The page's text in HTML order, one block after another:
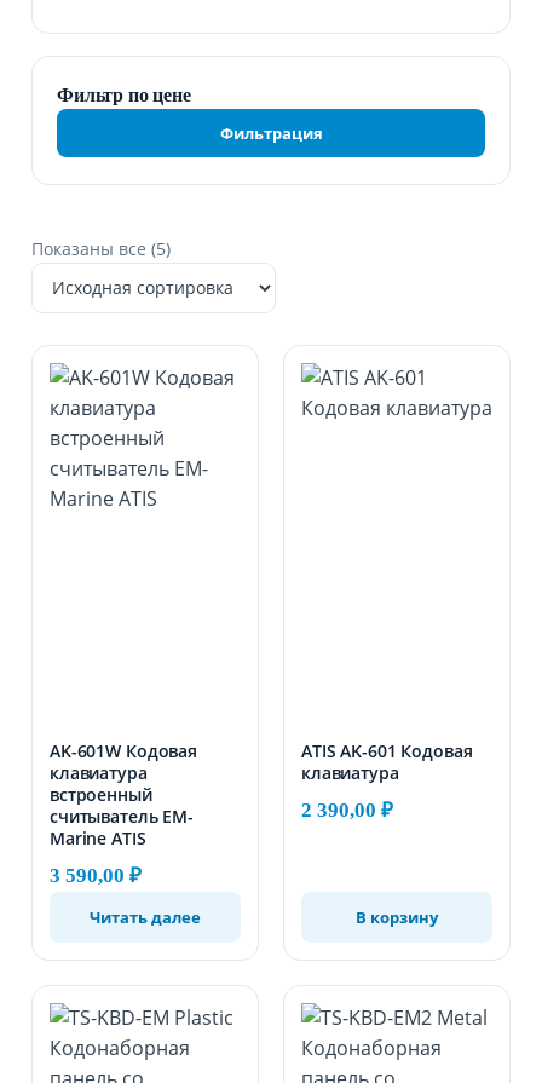
Фильтр по цене
Минимальная
цена
Максимальная
цена
Фильтрация
Показаны все (5)
AK-601W Кодовая
клавиатура
встроенный
считыватель EM-
Marine ATIS
3 590,00 ₽
Читать далее
ATIS AK-601 Кодовая
клавиатура
2 390,00 ₽
В корзину